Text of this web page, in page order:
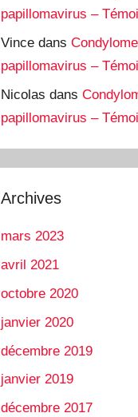
papillomavirus –
Vince dans
papillomavirus –
Nicolas dans
papillomavirus –
Archives
mars 2023
avril 2021
octobre 2020
janvier 2020
décembre 2019
janvier 2019
décembre 2017